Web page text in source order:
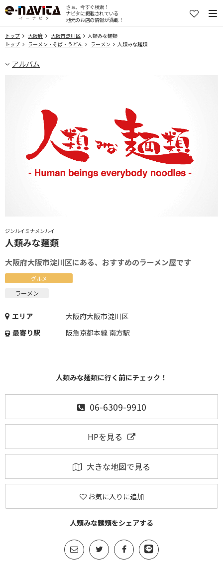
さぁ、今すぐ検索！
ナビタに掲載されている
地元のお店の情報が満載！
トップ 大阪府 大阪市淀川区
人類みな麺類
トップ
ラーメン・そば・うどん ラーメン 人類みな麺類
アルバム
ジンルイミナメンルイ
人類みな麺類
大阪府大阪市淀川区にある、おすすめのラーメン屋です
グルメ
ラーメン
エリア
大阪府大阪市淀川区
最寄り駅
阪急京都本線 南方駅
人類みな麺類に行く前にチェック！
06-6309-9910
HPを見る
大きな地図で見る
お気に入りに追加
人類みな麺類をシェアする